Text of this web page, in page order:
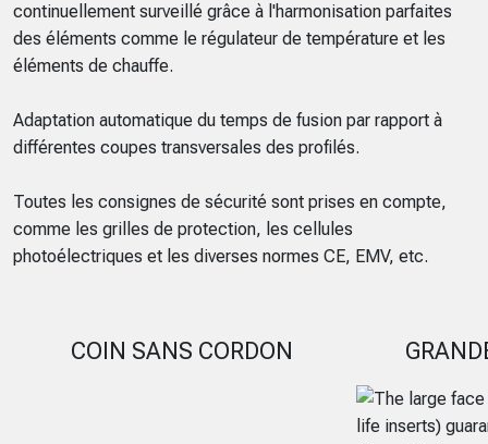
continuellement surveillé grâce à l'harmonisation parfaites
des éléments comme le régulateur de température et les
éléments de chauffe.
Adaptation automatique du temps de fusion par rapport à
différentes coupes transversales des profilés.
Toutes les consignes de sécurité sont prises en compte,
comme les grilles de protection, les cellules
photoélectriques et les diverses normes CE, EMV, etc.
COIN SANS CORDON